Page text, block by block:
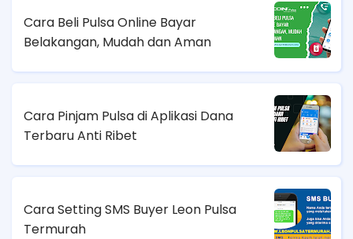
Cara Beli Pulsa Online Bayar
Belakangan, Mudah dan Aman
Cara Pinjam Pulsa di Aplikasi Dana
Terbaru Anti Ribet
Cara Setting SMS Buyer Leon Pulsa
Termurah